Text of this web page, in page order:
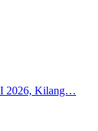
2026, Kilang…